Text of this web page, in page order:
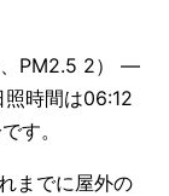
、PM2.5 2） —
時間は06:12
す。
までに屋外の